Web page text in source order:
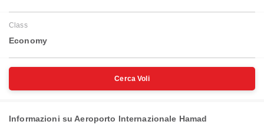
Class
Economy
Cerca Voli
Informazioni su Aeroporto Internazionale Hamad